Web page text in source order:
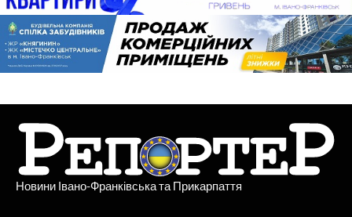
Новини Івано-Франківська та Прикарпаття